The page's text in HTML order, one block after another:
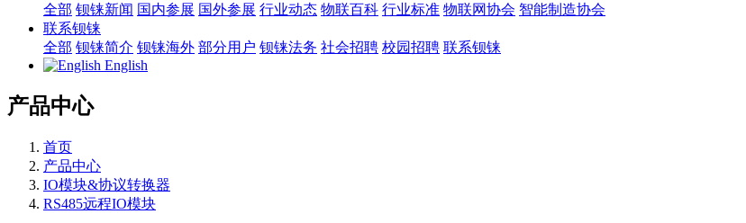
全部 钡铼新闻 国内参展 国外参展 行业动态 物联百科 行业标准 物联网协会 智能制造协会
联系钡铼
全部 钡铼简介 钡铼海外 部分用户 钡铼法务 社会招聘 校园招聘 联系钡铼
English
产品中心
首页
产品中心
IO模块&协议转换器
RS485远程IO模块